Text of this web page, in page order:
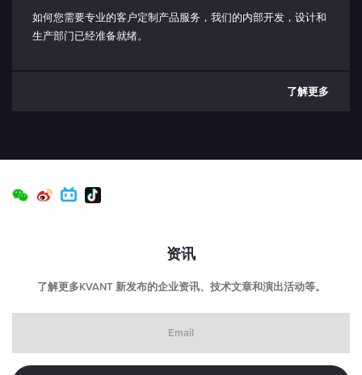
如何您需要专业的客户定制产品服务，我们的内部开发，设计和
生产部门已经准备就绪。
了解更多
资讯
了解更多KVANT 新发布的企业资讯、技术文章和演出活动等。